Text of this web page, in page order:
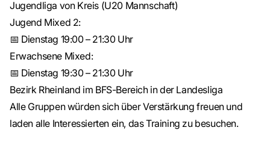
Jugendliga von Kreis (U20 Mannschaft)
Jugend Mixed 2:
📅 Dienstag 19:00 – 21:30 Uhr
Erwachsene Mixed:
📅 Dienstag 19:30 – 21:30 Uhr
Bezirk Rheinland im BFS-Bereich in der Landesliga
Alle Gruppen würden sich über Verstärkung freuen und
laden alle Interessierten ein, das Training zu besuchen.